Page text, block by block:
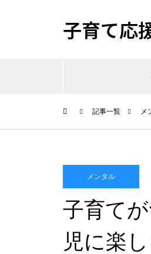
子育て応
記事一覧 メ
メンタル
子育て
児に楽